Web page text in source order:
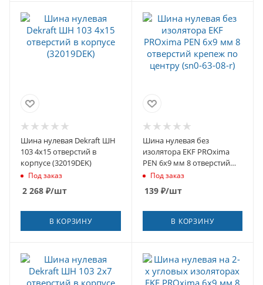
Шина нулевая Dekraft ШН
103 4х15 отверстий в
корпусе (32019DEK)
Под заказ
2 268 ₽/шт
В КОРЗИНУ
Шина нулевая без
изолятора EKF PROxima
PEN 6х9 мм 8 отверстий
крепеж по центру (sn0-63-
Под заказ
139₽/шт
В КОРЗИНУ